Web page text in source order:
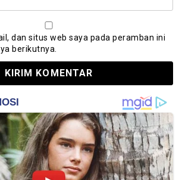
dan situs web saya pada peramban ini
berikutnya.